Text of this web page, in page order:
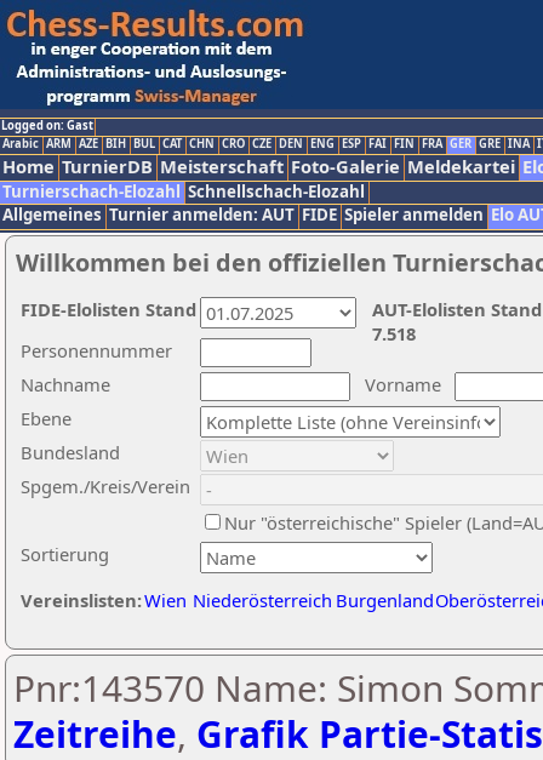
Logged on: Gast
Arabic ARM AZE BIH BUL CAT CHN CRO CZE DEN ENG ESP FAI FIN FRA GER GRE INA
Home TurnierDB Meisterschaft Foto-Galerie Meldekartei
Turnierschach-Elozahl Schnellschach-Elozahl
Allgemeines Turnier anmelden: AUT FIDE Spieler anmelden Elo
Willkommen bei den offiziellen
Nachname
Vorname
Ebene
Sortierung
Personennummer
Bundesland
Spgem./Kreis/Verein
Nur "österreichische" Spieler
Vereinslisten:Wien Niederösterreich Burgenland
AUT-Elolisten
7.518
FIDE-Elolisten Stand
Pnr:143570 Name: Simon
Zeitreihe, Grafik Partie-